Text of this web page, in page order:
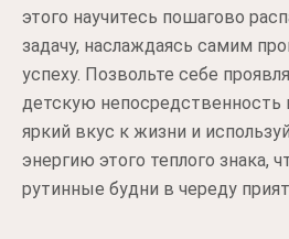
этого научитесь пошагово
задачу, наслаждаясь самим
успеху. Позвольте себе
детскую непосредственность
яркий вкус к жизни и
энергию этого теплого знака,
рутинные будни в череду